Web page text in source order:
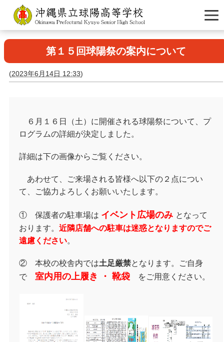
第１５回球陽祭の案内について
(2023年6月14日 12:33)
６月１６日（土）に開催される球陽祭について、プ
ログラムの詳細が決定しました。
詳細は下の画像からご覧ください。
あわせて、ご来場される皆様へ以下の２点につい
て、ご協力よろしくお願いいたします。
① 保護者の駐車場は イベント広場のみ となって
おります。 近隣店舗への駐車は迷惑となりますのでご
遠慮ください。
② 本校の校舎内では土足厳禁となります。ご自身
で 室内用の上履き ・ 靴袋 をご用意ください。